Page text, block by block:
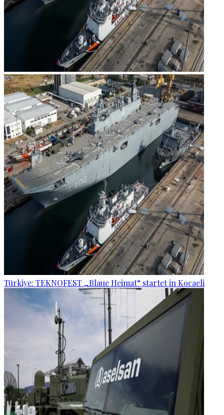
Türkiye: TEKNOFEST „Blaue Heimat“ startet in Kocaeli